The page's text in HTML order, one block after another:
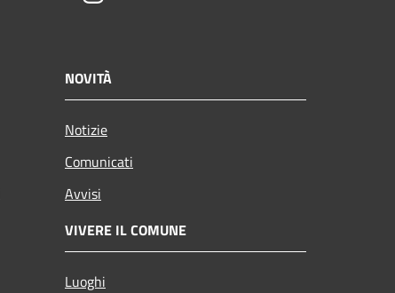
NOVITÀ
Notizie
Comunicati
Avvisi
VIVERE IL COMUNE
Luoghi